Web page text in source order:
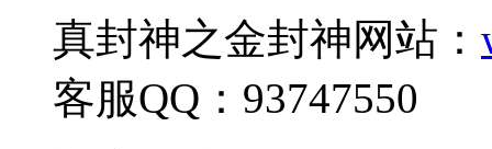
真封神之金封神网站：
客服QQ：93747550